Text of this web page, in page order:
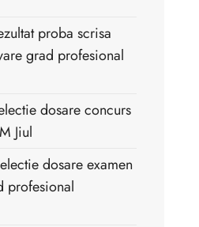
proba scrisa
grad profesional
dosare concurs
Jiul
dosare examen
profesional